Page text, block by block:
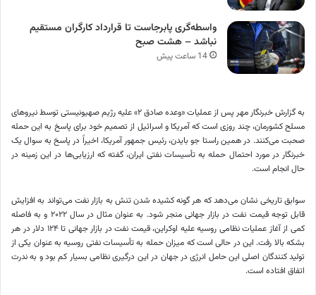
واسطه‌گری پابرجاست تا قرارداد کارگران مستقیم
نباشد – هشت صبح
14 ساعت پیش
به گزارش خبرنگار مهر پس از عملیات «وعده صادق ۲» علیه رژیم صهیونیستی توسط نیروهای
مسلح کشورمان، چند روزی است که آمریکا و اسرائیل از تصمیم خود برای پاسخ به این حمله
صحبت می‌کنند. در همین راستا جو بایدن، رئیس جمهور آمریکا، اخیراً در پاسخ به سوال یک
خبرنگار در مورد احتمال حمله به تأسیسات نفتی ایران، گفته که ارزیابی‌ها در این زمینه در
حال انجام است.
سوابق تاریخی نشان می‌دهد که هر گونه کشیده شدن تنش به بازار نفت می‌تواند به افزایش
قابل توجه قیمت نفت در بازار جهانی منجر شود. به عنوان مثال در سال ۲۰۲۲ و به فاصله
کمی از آغاز عملیات نظامی روسیه علیه اوکراین، قیمت نفت در بازار جهانی تا ۱۲۴ دلار در هر
بشکه بالا رفت. این در حالی است که میزان حمله به تأسیسات نفتی روسیه به عنوان یکی از
تولید کنندگان اصلی این حامل انرژی در جهان در این درگیری نظامی بسیار کم بود و به ندرت
اتفاق افتاده است.